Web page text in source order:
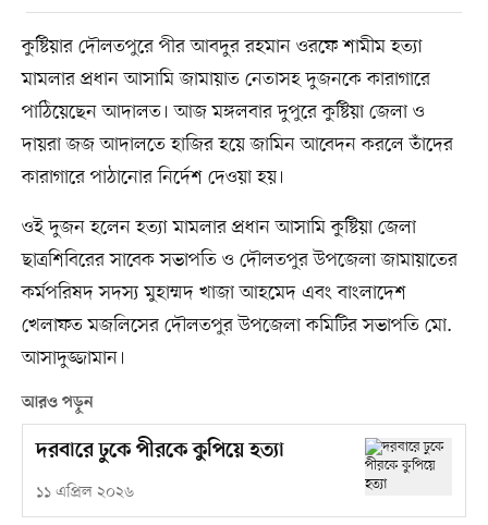
কুষ্টিয়ার দৌলতপুরে পীর আবদুর রহমান ওরফে শামীম হত্যা
মামলার প্রধান আসামি জামায়াত নেতাসহ দুজনকে কারাগারে
পাঠিয়েছেন আদালত। আজ মঙ্গলবার দুপুরে কুষ্টিয়া জেলা ও
দায়রা জজ আদালতে হাজির হয়ে জামিন আবেদন করলে তাঁদের
কারাগারে পাঠানোর নির্দেশ দেওয়া হয়।
ওই দুজন হলেন হত্যা মামলার প্রধান আসামি কুষ্টিয়া জেলা
ছাত্রশিবিরের সাবেক সভাপতি ও দৌলতপুর উপজেলা জামায়াতের
কর্মপরিষদ সদস্য মুহাম্মদ খাজা আহমেদ এবং বাংলাদেশ
খেলাফত মজলিসের দৌলতপুর উপজেলা কমিটির সভাপতি মো.
আসাদুজ্জামান।
আরও পড়ুন
দরবারে ঢুকে পীরকে কুপিয়ে হত্যা
১১ এপ্রিল ২০২৬